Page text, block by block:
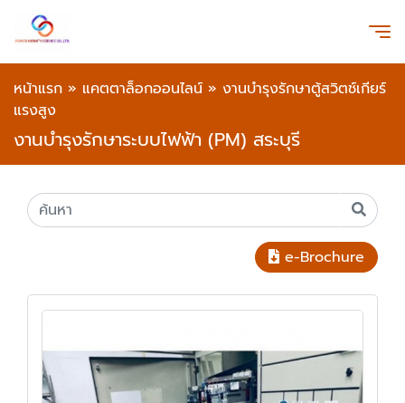
หน้าแรก » แคตตาล็อกออนไลน์ » งานบำรุงรักษาตู้สวิตช์เกียร์
แรงสูง
งานบำรุงรักษาระบบไฟฟ้า (PM) สระบุรี
e-Brochure